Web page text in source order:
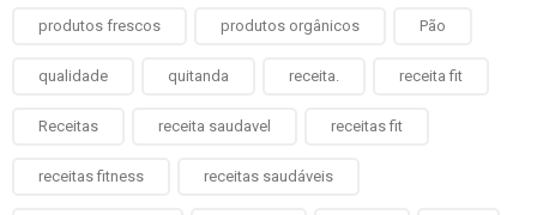
produtos frescos produtos orgânicos Pão
qualidade quitanda receita. receita fit
Receitas receita saudavel receitas fit
receitas fitness receitas saudáveis